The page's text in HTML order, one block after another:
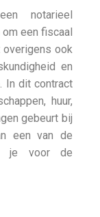
notarieel
een fiscaal
overigens ook
en
In dit contract
huur,
gebeurt bij
een van de
je voor de